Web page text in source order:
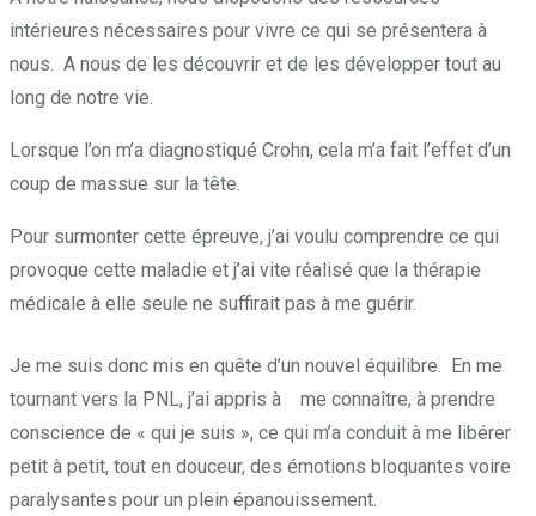
intérieures nécessaires pour vivre ce qui se présentera à
nous. A nous de les découvrir et de les développer tout au
long de notre vie.
Lorsque l’on m’a diagnostiqué Crohn, cela m’a fait l’effet d’un
coup de massue sur la tête.
Pour surmonter cette épreuve, j’ai voulu comprendre ce qui
provoque cette maladie et j’ai vite réalisé que la thérapie
médicale à elle seule ne suffirait pas à me guérir.
Je me suis donc mis en quête d’un nouvel équilibre. En me
tournant vers la PNL, j’ai appris à me connaître, à prendre
conscience de « qui je suis », ce qui m’a conduit à me libérer
petit à petit, tout en douceur, des émotions bloquantes voire
paralysantes pour un plein épanouissement.